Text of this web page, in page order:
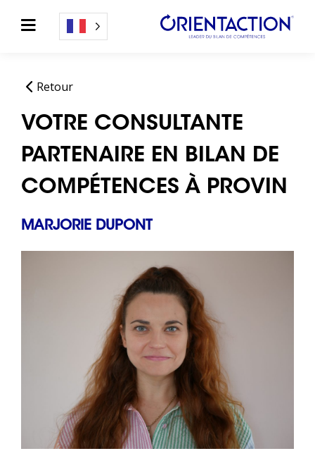
Retour
VOTRE CONSULTANTE
PARTENAIRE EN BILAN DE
COMPÉTENCES À PROVIN
MARJORIE DUPONT